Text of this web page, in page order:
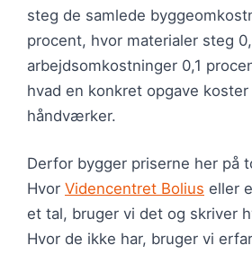
steg de samlede
procent, hvor materialer steg
arbejdsomkostninger 0,1
hvad en konkret opgave
håndværker.
Derfor bygger priserne her på
Hvor Videncentret Bolius eller
et tal, bruger vi det og skriver
Hvor de ikke har, bruger vi